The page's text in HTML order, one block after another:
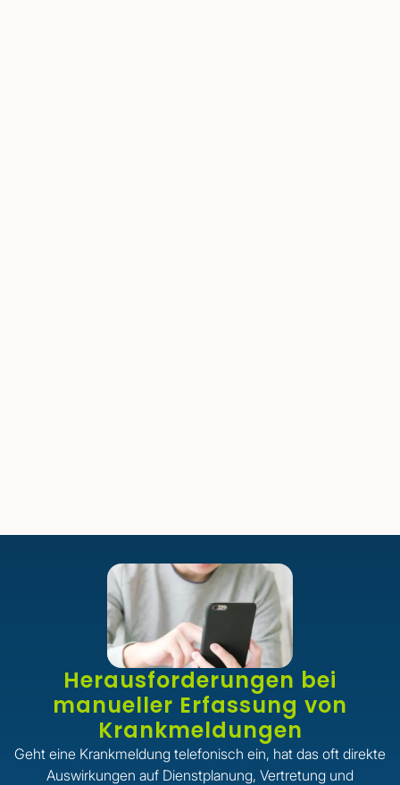
Herausforderungen bei
manueller Erfassung von
Krankmeldungen
Geht eine Krankmeldung telefonisch ein, hat das oft direkte
Auswirkungen auf Dienstplanung, Vertretung und